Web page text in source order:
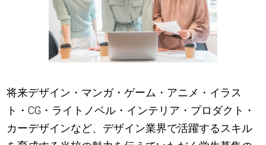
将来デザイン・マンガ・ゲーム・アニメ・イラス
ト・CG・ライトノベル・インテリア・プロダクト・
カーデザインなど、デザイン業界で活躍するスキル